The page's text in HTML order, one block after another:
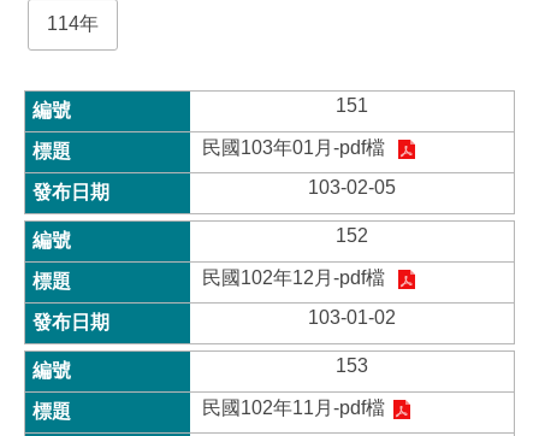
114年
151
民國103年01月-pdf檔
103-02-05
152
民國102年12月-pdf檔
103-01-02
153
民國102年11月-pdf檔